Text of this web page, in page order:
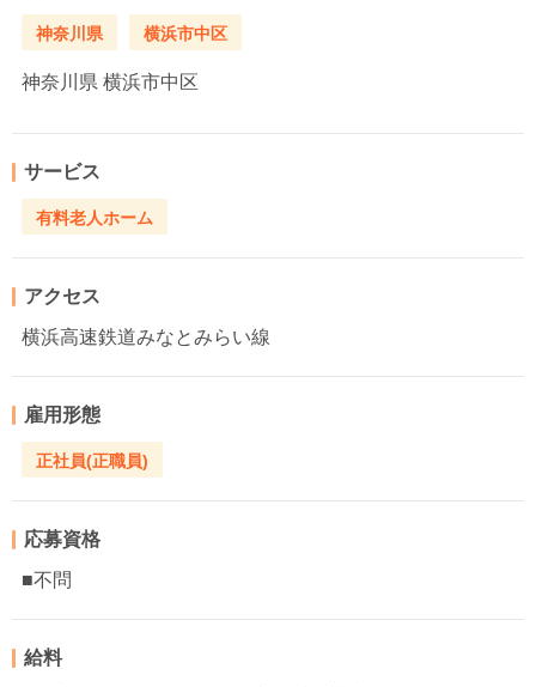
神奈川県 横浜市中区
神奈川県 横浜市中区
サービス
有料老人ホーム
アクセス
横浜高速鉄道みなとみらい線
雇用形態
正社員(正職員)
応募資格
■不問
給料